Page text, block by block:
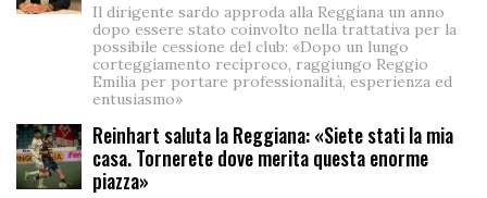
Il dirigente sardo approda alla Reggiana un anno
dopo essere stato coinvolto nella trattativa per la
possibile cessione del club: «Dopo un lungo
corteggiamento reciproco, raggiungo Reggio
Emilia per portare professionalità, esperienza ed
entusiasmo»
Reinhart saluta la Reggiana: «Siete stati la mia
casa. Tornerete dove merita questa enorme
piazza»